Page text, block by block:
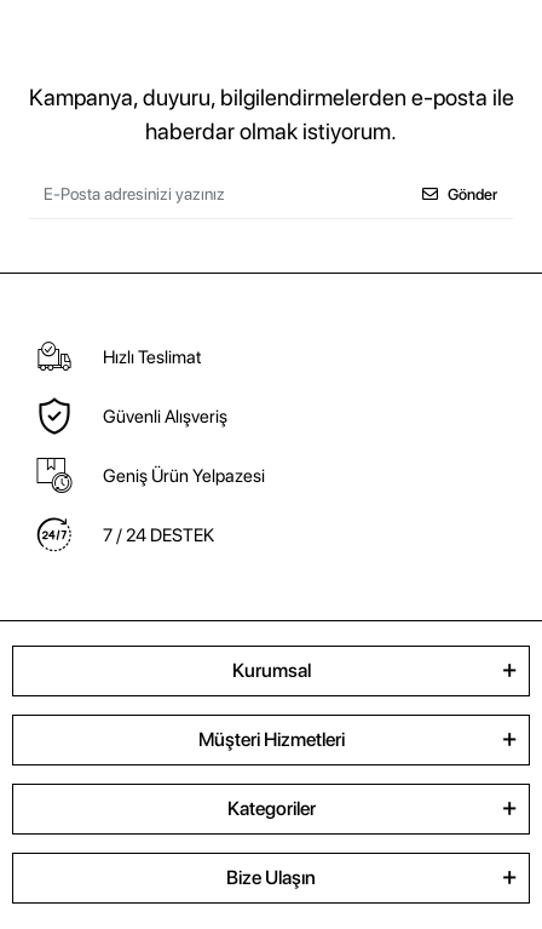
Kampanya, duyuru, bilgilendirmelerden e-posta ile
haberdar olmak istiyorum.
Gönder
Hızlı Teslimat
Güvenli Alışveriş
Geniş Ürün Yelpazesi
7 / 24 DESTEK
Kurumsal
Müşteri Hizmetleri
Kategoriler
Bize Ulaşın